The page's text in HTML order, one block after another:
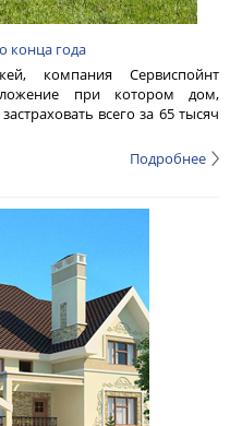
конца года
компания Сервиспойнт
при котором дом,
всего за 65 тысяч
Подробнее